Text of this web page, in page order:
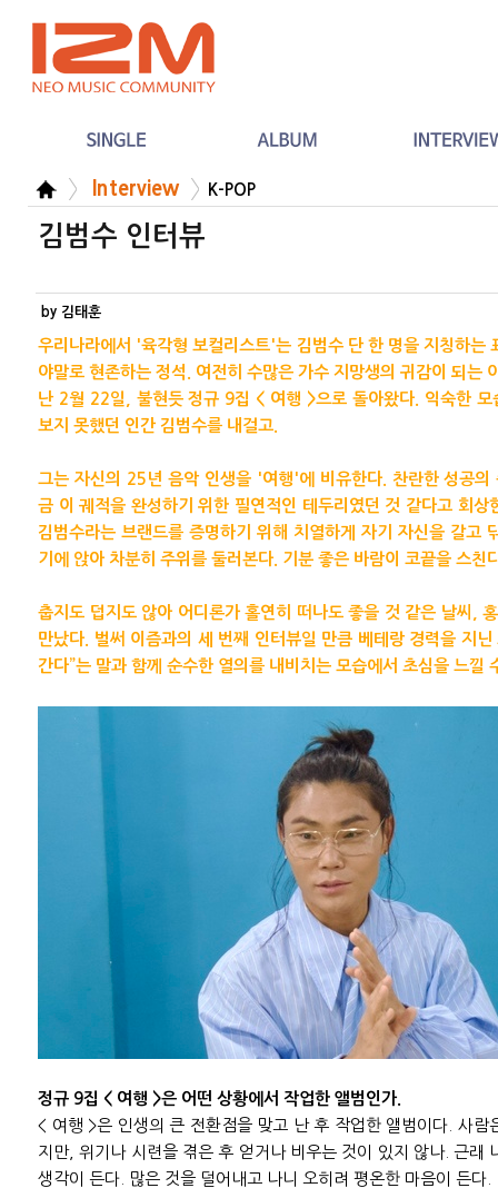
Interview K-POP
김범수 인터뷰
by 김태훈
우리나라에서 '육각형 보컬리스트'는 김범수 단 한 명을 지칭하는
야말로 현존하는 정석. 여전히 수많은 가수 지망생의 귀감이 되는
난 2월 22일, 불현듯 정규 9집 < 여행 >으로 돌아왔다. 익숙한 모
보지 못했던 인간 김범수를 내걸고.
그는 자신의 25년 음악 인생을 '여행'에 비유한다. 찬란한 성공
금 이 궤적을 완성하기 위한 필연적인 테두리였던 것 같다고 회상
김범수라는 브랜드를 증명하기 위해 치열하게 자기 자신을 갈고
기에 앉아 차분히 주위를 둘러본다. 기분 좋은 바람이 코끝을 스친
춥지도 덥지도 않아 어디론가 홀연히 떠나도 좋을 것 같은 날씨,
만났다. 벌써 이즘과의 세 번째 인터뷰일 만큼 베테랑 경력을 지
간다”는 말과 함께 순수한 열의를 내비치는 모습에서 초심을 느낄
정규 9집 < 여행 >은 어떤 상황에서 작업한 앨범인가.
< 여행 >은 인생의 큰 전환점을 맞고 난 후 작업한 앨범이다. 사람
지만, 위기나 시련을 겪은 후 얻거나 비우는 것이 있지 않나. 근래
생각이 든다. 많은 것을 덜어내고 나니 오히려 평온한 마음이 든다.